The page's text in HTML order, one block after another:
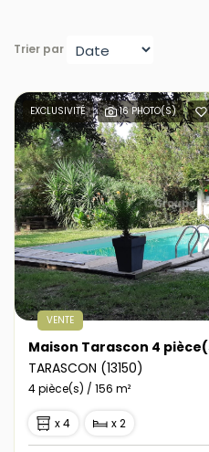
Trier par
EXCLUSIVITÉ 16 PHOTO(S)
VENTE
TARASCON (13150)
4 pièce(s) / 156 m²
x 4 x 2